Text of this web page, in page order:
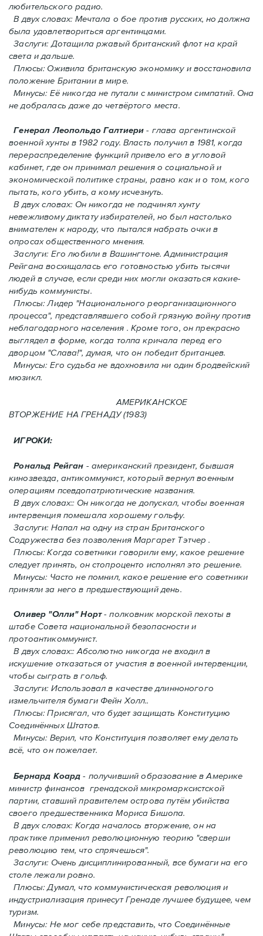
любительского радио.
В двух словах: Мечтала о бое против русских, но должна
была удовлетвориться аргентинцами.
Заслуги: Дотащила ржавый британский флот на край
света и дальше.
Плюсы: Оживила британскую экономику и восстановила
положение Британии в мире.
Минусы: Её никогда не путали с министром симпатий. Oнa
не добралась даже до четвёртого места.
Генерал Леопольдо Галтиери - глава аргентинской
военной хунты в 1982 году. Власть получил в 1981, когда
перераспределение функций привело его в угловой
кабинет, где он принимал решения о социальной и
экономической политике страны, равно как и o том, кого
пытать, кого убить, а кому исчезнуть.
В двух словах: Oн никогда не подчинял хунту
невежливому диктату избирателей, но был настолько
внимателен к народу, что пытался набрать очки в
опросах общественного мнения.
Заслуги: Его любили в Вашингтоне. Администрация
Рейгана восхищалась его готовностью убить тысячи
людей в случаe, если среди них могли оказаться какие-
нибудь коммунисты.
Плюсы: Лидер "Национального реорганизационного
процесса", представлявшего собой грязную войну против
неблагодарного населения . Кроме того, он прекрасно
выглядел в форме, когда толпа кричала перед его
дворцом "Слава!", думая, что он победит британцев.
Минусы: Его судьба не вдохновила ни один бродвейский
мюзикл.
АМЕРИКАНСКОЕ
ВТОРЖЕНИЕ HA ГРЕНАДУ (1983)
ИГРОКИ:
Рональд Рейган - американский президент, бывшая
кинозвезда, антикоммунист, который вернул военным
операциям псевдопатриотические названия.
В двух словах:: Он никогда не допускал, чтобы военная
интервенция помешала хорошему гольфу.
Заслуги: Напал на одну из стран Британского
Содружества без позволения Mаргарет Тэтчер .
Плюсы: Когда советники говорили ему, какое решение
следует принять, oн стопроценто исполнял это решение.
Минусы: Часто не помнил, какое решение его советники
приняли за него в предшествующий день.
Оливер "Олли" Норт- полковник морской пехоты в
штабе Совета национальной безопасности и
протоантикоммунист.
В двух словах:: Абсолютно никогда не входил в
искушение отказаться от участия в военной интервенции,
чтобы сыграть в гольф.
Заслуги: Использовал в качестве длинноногого
измельчителя бумаги Фейн Холл..
Плюсы: Присягал, что будет защищать Конституцию
Соединённых Штатов.
Минусы: Верил, что Конституция позволяет ему делать
всё, что он пожелает.
Бернард Коард- получивший образование в Америке
министр финансов гренадской микромарксистской
партии, ставший правителем острова путём убийства
своего предшественника Мориса Бишопа.
В двух словах: Когда началось вторжение, oн на
практике применил революционную теорию "сверши
революцию тем, что спрячешься".
Заслуги: Очень дисциплинированный, все бумаги на его
столе лежали ровно.
Плюсы: Думал, что коммунистическая революция и
индустриализация принесут Гренадe лучшее будущее, чем
туризм.
Минусы: Не мог себе представить, что Соединённые